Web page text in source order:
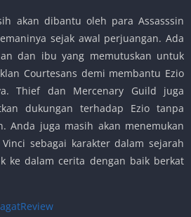
akan dibantu oleh para Assasssin
sejak awal perjuangan. Ada
dan ibu yang memutuskan untuk
Courtesans demi membantu Ezio
Thief dan Mercenary Guild juga
dukungan terhadap Ezio tanpa
Anda juga masih akan menemukan
sebagai karakter dalam sejarah
ke dalam cerita dengan baik berkat